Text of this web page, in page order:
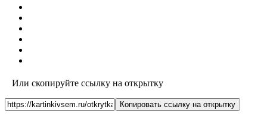
Или скопируйте ссылку на открытку
Копировать ссылку на открытку